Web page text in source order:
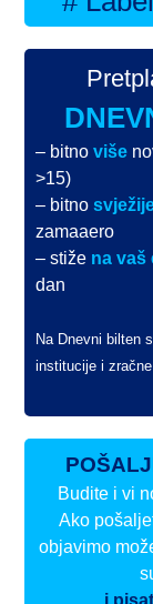
– bitnoviše
>15)
– bitno
zamaaero
– stiže na vaš
dan
Na Dnevni bilten
institucije i
Budite i vi
Ako
objavimo
i